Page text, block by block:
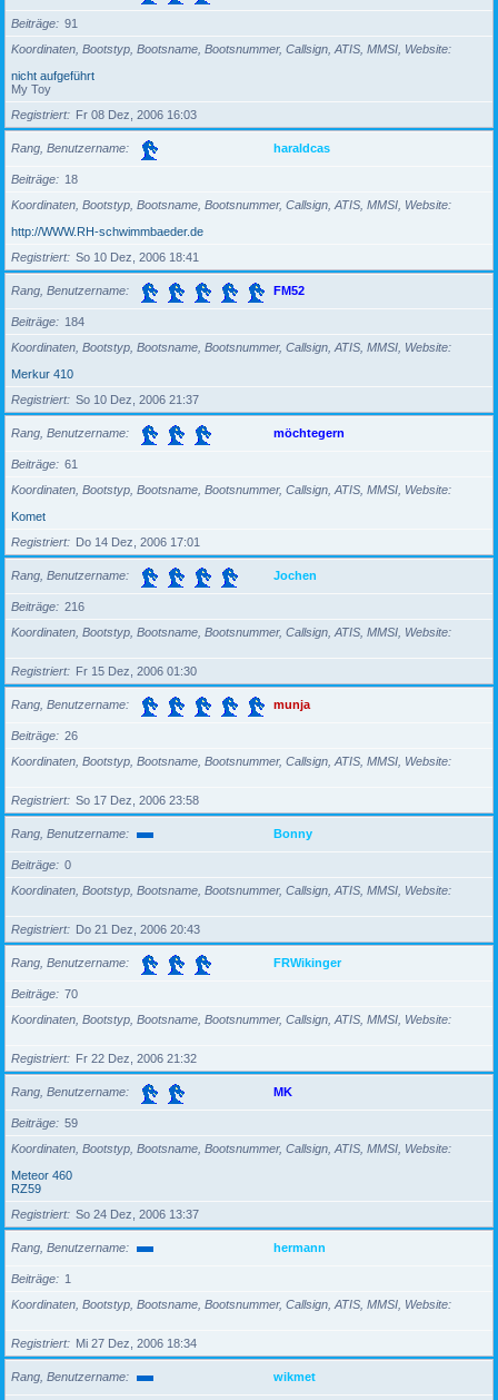
Beiträge
91
Koordinaten, Bootstyp, Bootsname, Bootsnummer, Callsign, ATIS, MMSI, Website
nicht aufgeführt
My Toy
Registriert
Fr 08 Dez, 2006 16:03
Rang, Benutzername haraldcas
Beiträge
18
Koordinaten, Bootstyp, Bootsname, Bootsnummer, Callsign, ATIS, MMSI, Website
http://WWW.RH-schwimmbaeder.de
Registriert
So 10 Dez, 2006 18:41
Rang, Benutzername FM52
Beiträge
184
Koordinaten, Bootstyp, Bootsname, Bootsnummer, Callsign, ATIS, MMSI, Website
Merkur 410
Registriert
So 10 Dez, 2006 21:37
Rang, Benutzername möchtegern
Beiträge
61
Koordinaten, Bootstyp, Bootsname, Bootsnummer, Callsign, ATIS, MMSI, Website
Komet
Registriert
Do 14 Dez, 2006 17:01
Rang, Benutzername Jochen
Beiträge
216
Koordinaten, Bootstyp, Bootsname, Bootsnummer, Callsign, ATIS, MMSI, Website
Registriert Fr 15 Dez, 2006 01:30
Rang, Benutzername munja
Beiträge
26
Koordinaten, Bootstyp, Bootsname, Bootsnummer, Callsign, ATIS, MMSI, Website
Registriert So 17 Dez, 2006 23:58
Rang, Benutzername Bonny
Beiträge
0
Koordinaten, Bootstyp, Bootsname, Bootsnummer, Callsign, ATIS, MMSI, Website
Registriert Do 21 Dez, 2006 20:43
Rang, Benutzername FRWikinger
Beiträge
70
Koordinaten, Bootstyp, Bootsname, Bootsnummer, Callsign, ATIS, MMSI, Website
Registriert Fr 22 Dez, 2006 21:32
Rang, Benutzername MK
Beiträge
59
Koordinaten, Bootstyp, Bootsname, Bootsnummer, Callsign, ATIS, MMSI, Website
Meteor 460
RZ59
Registriert
So 24 Dez, 2006 13:37
Rang, Benutzername hermann
Beiträge
1
Koordinaten, Bootstyp, Bootsname, Bootsnummer, Callsign, ATIS, MMSI, Website
Registriert Mi 27 Dez, 2006 18:34
Rang, Benutzername wikmet